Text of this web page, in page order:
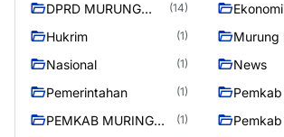
DPRD MURUNG
(14) Ekonomi
Hukrim (1) Murung
Nasional (1) News
Pemerintahan (1)
PEMKAB MURING
(1)